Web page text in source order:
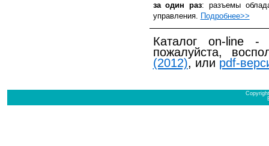
за один раз: разъемы
управления. Подробнее>>
Каталог on-line -
пожалуйста,
(2012), или pdf-